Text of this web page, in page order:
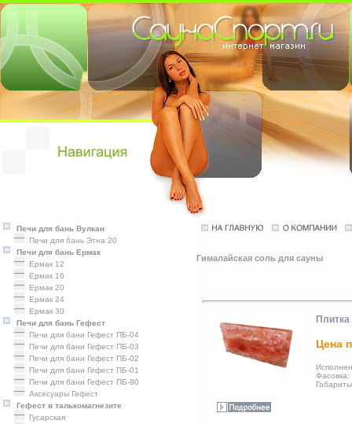
Печи для бань Вулкан
Печи для бань Этна 20
Печи для бань Ермак
Ермак 12
Ермак 16
Ермак 20
Ермак 24
Ермак 30
Печи для бань Гефест
Печи для бани Гефест ПБ-04
Печи для бани Гефест ПБ-03
Печи для бани Гефест ПБ-02
Печи для бани Гефест ПБ-01
Печи для бани Гефест ПБ-80
Аксесуары Гефест
Гефест в талькомагнезите
Гусарская
Гималайская соль для сауны
Цена
Фасовка: